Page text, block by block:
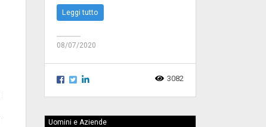
Leggi tutto
08/07/2020
3082
Uomini e Aziende